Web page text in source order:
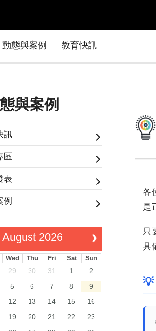
動態與案例 教育快訊
與案例
訊
區
表
例
August 2026
Wed Thu Fri Sat Sun
29 30 31 1
2
5 6 7 8
9
12 13 14 15
16
19 20 21 22
23
各
是
只
具